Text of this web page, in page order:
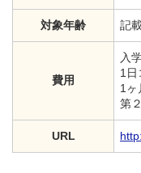
対象年齢 記
費用
入
1日
1ヶ
第
URL